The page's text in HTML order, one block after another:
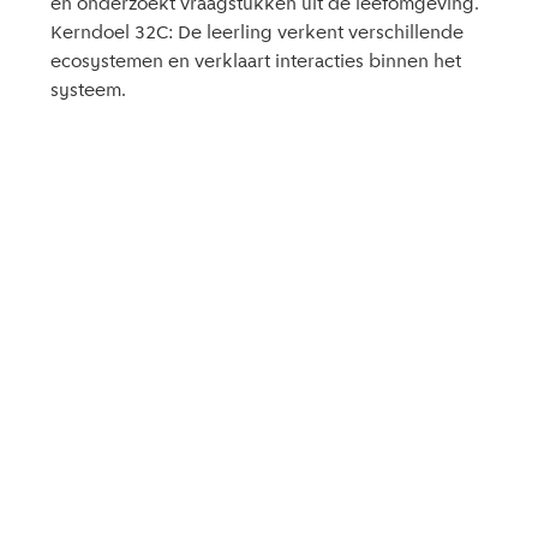
en onderzoekt vraagstukken uit de leefomgeving.
Kerndoel 32C: De leerling verkent verschillende
ecosystemen en verklaart interacties binnen het
systeem.